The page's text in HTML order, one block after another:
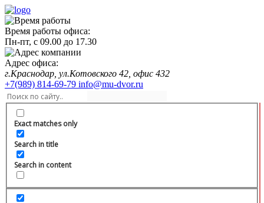
Время работы офиса:
Пн-пт, с 09.00 до 17.30
Адрес офиса:
г.Краснодар, ул.Котовского 42, офис 432
+7(989) 814-69-79 info@mu-dvor.ru
Exact matches only
Search in title
Search in content